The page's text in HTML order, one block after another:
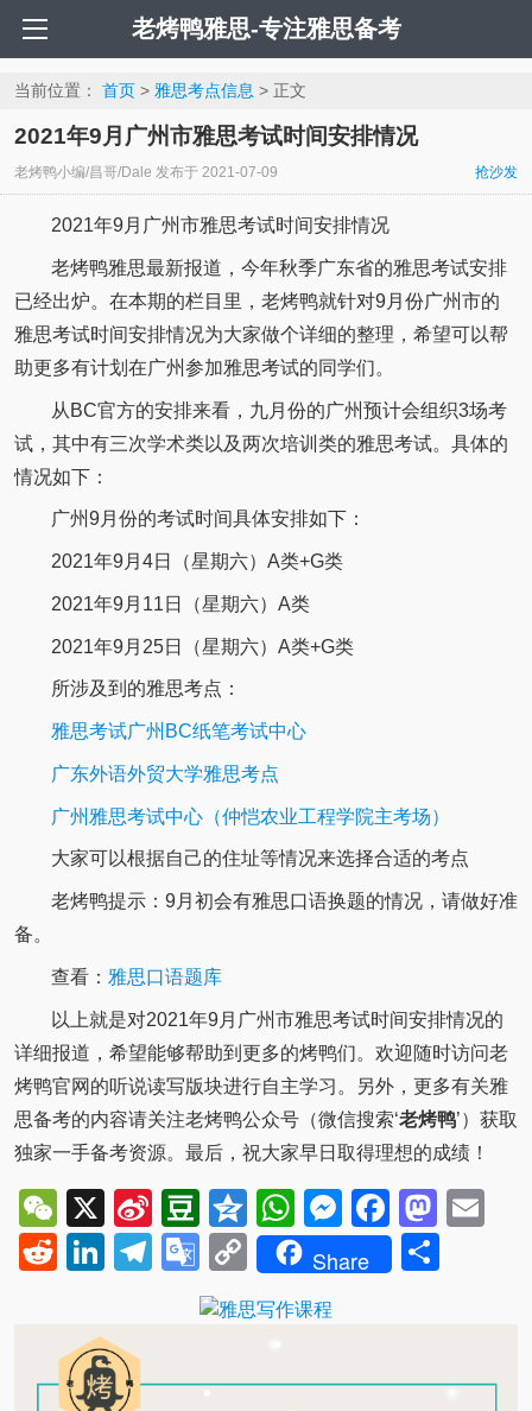
老烤鸭雅思-专注雅思备考
当前位置： 首页> 雅思考点信息 > 正文
2021年9月广州市雅思考试时间安排情况
老烤鸭小编/昌哥/Dale 发布于 2021-07-09 抢沙发
2021年9月广州市雅思考试时间安排情况
老烤鸭雅思最新报道，今年秋季广东省的雅思考试安排
已经出炉。在本期的栏目里，老烤鸭就针对9月份广州市的
雅思考试时间安排情况为大家做个详细的整理，希望可以帮
助更多有计划在广州参加雅思考试的同学们。
从BC官方的安排来看，九月份的广州预计会组织3场考
试，其中有三次学术类以及两次培训类的雅思考试。具体的
情况如下：
广州9月份的考试时间具体安排如下：
2021年9月4日（星期六）A类+G类
2021年9月11日（星期六）A类
2021年9月25日（星期六）A类+G类
所涉及到的雅思考点：
雅思考试广州BC纸笔考试中心
广东外语外贸大学雅思考点
广州雅思考试中心（仲恺农业工程学院主考场）
大家可以根据自己的住址等情况来选择合适的考点
老烤鸭提示：9月初会有雅思口语换题的情况，请做好准
备。
查看： 雅思口语题库
以上就是对2021年9月广州市雅思考试时间安排情况的
详细报道，希望能够帮助到更多的烤鸭们。欢迎随时访问老
烤鸭官网的听说读写版块进行自主学习。另外，更多有关雅
思备考的内容请关注老烤鸭公众号（微信搜索‘老烤鸭’）获取
独家一手备考资源。最后，祝大家早日取得理想的成绩！
WeChat
X
Sina
Weibo
Douban
QzoneWhatsApp
Messenger
RedditLinkedIn
Telegram
Google
Translate
Copy
Link
Share